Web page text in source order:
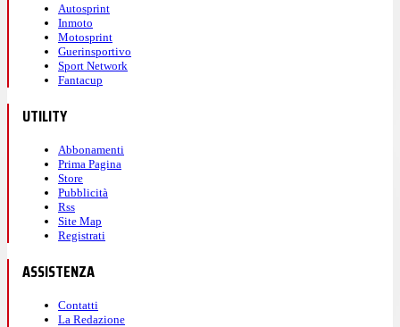
Autosprint
Inmoto
Motosprint
Guerinsportivo
Sport Network
Fantacup
UTILITY
Abbonamenti
Prima Pagina
Store
Pubblicità
Rss
Site Map
Registrati
ASSISTENZA
Contatti
La Redazione